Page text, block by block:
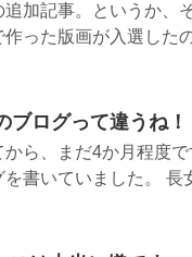
加記事。というか、
った版画が入選した
ブログって違うね！
ら、まだ4か月程度で
書いていました。 長